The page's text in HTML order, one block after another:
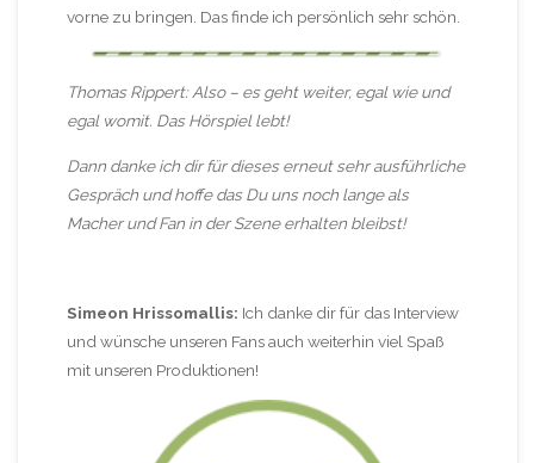
vorne zu bringen. Das finde ich persönlich sehr schön.
Thomas Rippert: Also – es geht weiter, egal wie und
egal womit. Das Hörspiel lebt!
Dann danke ich dir für dieses erneut sehr ausführliche
Gespräch und hoffe das Du uns noch lange als
Macher und Fan in der Szene erhalten bleibst!
Simeon Hrissomallis: Ich danke dir für das Interview
und wünsche unseren Fans auch weiterhin viel Spaß
mit unseren Produktionen!